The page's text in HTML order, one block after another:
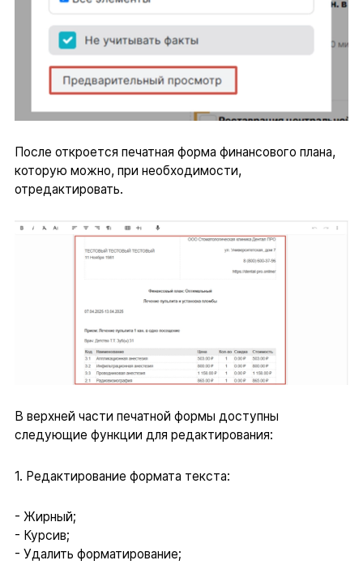
После откроется печатная форма финансового плана,
которую можно, при необходимости,
отредактировать.
В верхней части печатной формы доступны
следующие функции для редактирования:
1. Редактирование формата текста:
- Жирный;
- Курсив;
- Удалить форматирование;